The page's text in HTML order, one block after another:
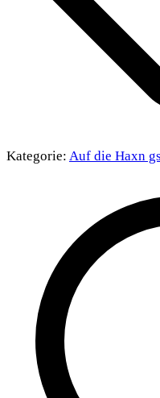
Kategorie: Auf die Haxn